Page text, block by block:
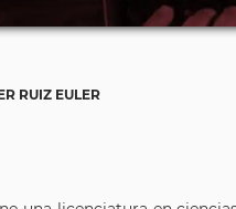
RUIZ EULER